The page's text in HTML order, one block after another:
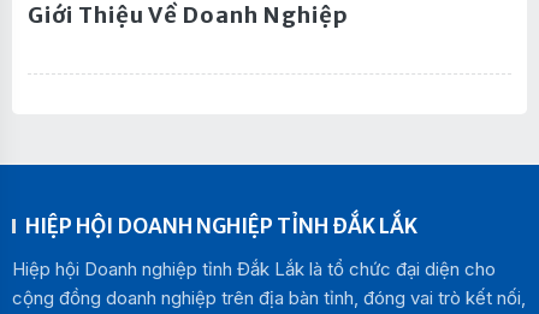
Giới Thiệu Về Doanh Nghiệp
HIỆP HỘI DOANH NGHIỆP TỈNH ĐẮK LẮK
Hiệp hội Doanh nghiệp tỉnh Đắk Lắk là tổ chức đại diện cho
cộng đồng doanh nghiệp trên địa bàn tỉnh, đóng vai trò kết nối,